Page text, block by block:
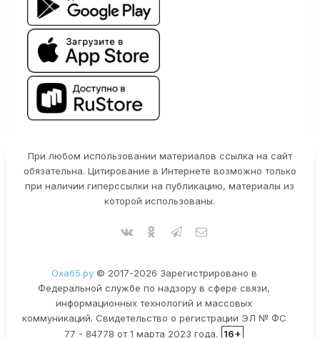
При любом использовании материалов ссылка на сайт
обязательна. Цитирование в Интернете возможно только
при наличии гиперссылки на публикацию, материалы из
которой использованы.
Оха65.ру© 2017-2026 Зарегистрировано в
Федеральной службе по надзору в сфере связи,
информационных технологий и массовых
коммуникаций. Свидетельство о регистрации ЭЛ № ФС
77 - 84778 от 1 марта 2023 года.
16+